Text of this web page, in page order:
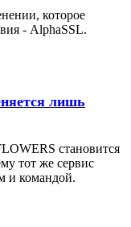
которое
- AlphaSSL.
лишь
становится
тот же сервис
и командой.